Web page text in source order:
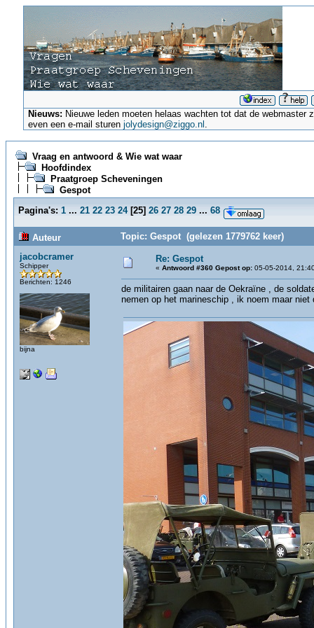
Nieuws: Nieuwe leden moeten helaas wachten tot dat de
even een e-mail sturenjolydesign@ziggo.nl .
Vraag en antwoord & Wie wat waar
Hoofdindex
Praatgroep Scheveningen
Gespot
Pagina's: 1 ... 21 22 23 24[25] 26 27 28 29 ... 68
Auteur
Topic: Gespot (gelezen 1779762 keer)
jacobcramer
Schipper
Berichten: 1246
bijna
Re: Gespot
« Antwoord #360 Gepost op: 05-05-2014,
de militairen gaan naar de Oekraïne , de
nemen op het marineschip , ik noem maar niet